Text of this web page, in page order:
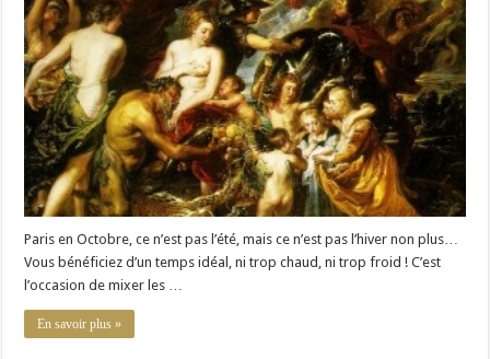
Paris
en
Octobre
:
plaisir
et
détente
assurés
Paris en Octobre, ce n’est pas l’été, mais ce n’est pas l’hiver non plus…
Vous bénéficiez d’un temps idéal, ni trop chaud, ni trop froid ! C’est
l’occasion de mixer les …
En savoir plus »